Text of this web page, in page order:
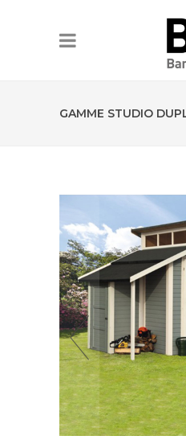
GAMME STUDIO